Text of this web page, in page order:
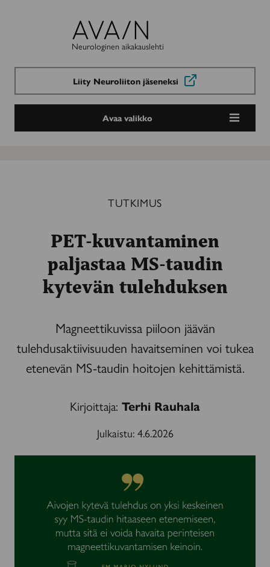
Avain-
lehti
Neurologinen aikakauslehti
Liity Neuroliiton jäseneksi
Avaa valikko
TUTKIMUS
PET-kuvantaminen
paljastaa MS-taudin
kytevän tulehduksen
Magneettikuvissa piiloon jäävän
tulehdusaktiivisuuden havaitseminen voi tukea
etenevän MS-taudin hoitojen kehittämistä.
Kirjoittaja: Terhi Rauhala
Julkaistu: 4.6.2026